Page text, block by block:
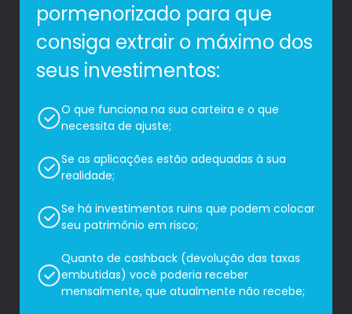
pormenorizado para que
consiga extrair o máximo dos
seus investimentos:
O que funciona na sua carteira e o que
necessita de ajuste;
Se as aplicações estão adequadas à sua
realidade;
Se há investimentos ruins que podem colocar
seu patrimônio em risco;
Quanto de cashback (devolução das taxas
embutidas) você poderia receber
mensalmente, que atualmente não recebe;